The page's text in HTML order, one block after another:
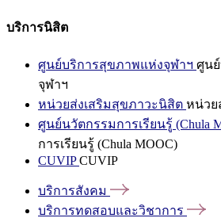
บริการนิสิต
ศูนย์บริการสุขภาพแห่งจุฬาฯ ศูน
จุฬาฯ
หน่วยส่งเสริมสุขภาวะนิสิต หน่วย
ศูนย์นวัตกรรมการเรียนรู้ (Chula
การเรียนรู้ (Chula MOOC)
CUVIPCUVIP
บริการสังคม
บริการทดสอบและวิชาการ